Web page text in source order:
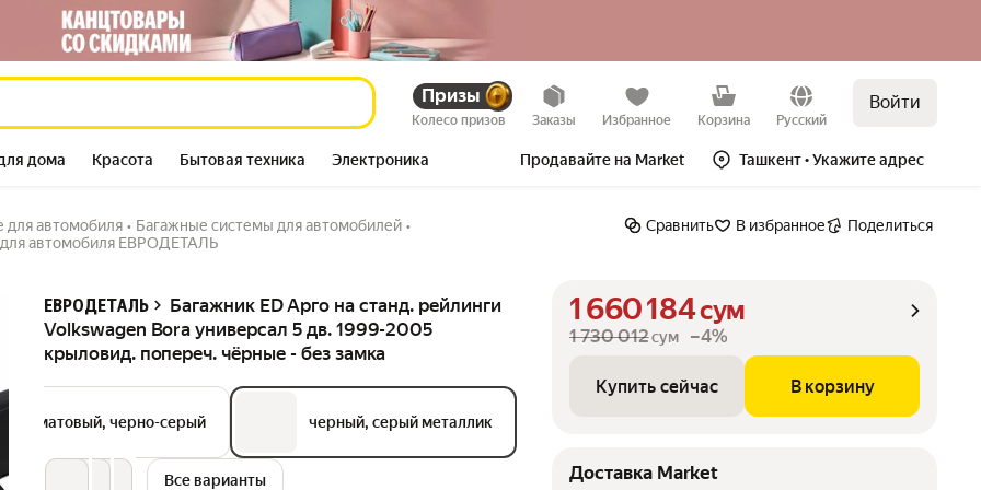
Призы
Колесо призов Заказы Избранное Корзина Русский
Войти
дома Красота Бытовая техника Электроника Продавайте на Market Ташкент• Укажите адрес
для автомобиля • Багажные системы для автомобилей •
для автомобиля ЕВРОДЕТАЛЬ
Сравнить В избранное Поделиться
ЕВРОДЕТАЛЬ
Багажник ED Арго на станд. рейлинги
Volkswagen Bora универсал 5 дв. 1999-2005
крыловид. попереч. чёрные - без замка
матовый, черно-серый черный, серый металлик
Все варианты
1 660 184сум
1 730 012сум –4%
Купить сейчас В корзину
Bora
чёрные - без
1 730 012сум –4% Купить сейчас В корзину
Доставка Market